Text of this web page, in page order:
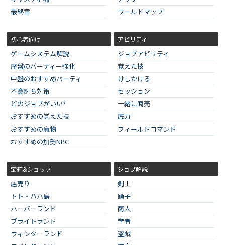
最終章
ワールドマップ
初心者向け
ゲームシステム解説
序盤のパーティー強化
中盤のおすすめパーティ
不意討ち対策
どのジョブがいい?
おすすめの覚えた技
おすすめの魔物
おすすめの加勢NPC
アビリティ
ジョブアビリティ
覚えた技
けしかける
セッション
一緒に商売
底力
フィールドコマンド
宝箱&ショップ
店売り
トト・ハハ島
ハーバーランド
ブライトランド
ウィンターランド
ジョブ解説
剣士
踊子
商人
学者
盗賊